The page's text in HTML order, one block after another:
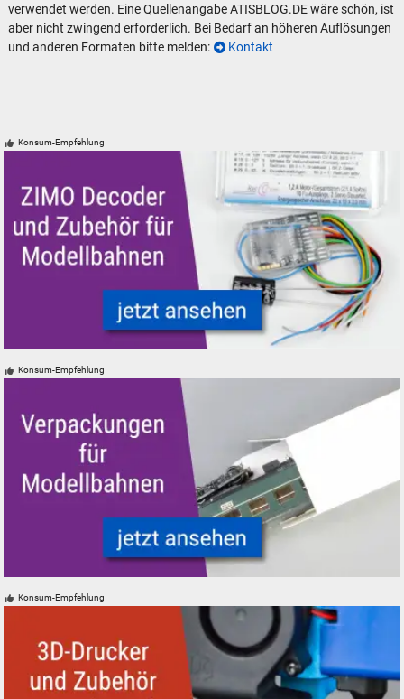
verwendet werden. Eine Quellenangabe ATISBLOG.DE wäre schön, ist
aber nicht zwingend erforderlich. Bei Bedarf an höheren Auflösungen
und anderen Formaten bitte melden:
Kontakt
Konsum-Empfehlung
Konsum-Empfehlung
Konsum-Empfehlung